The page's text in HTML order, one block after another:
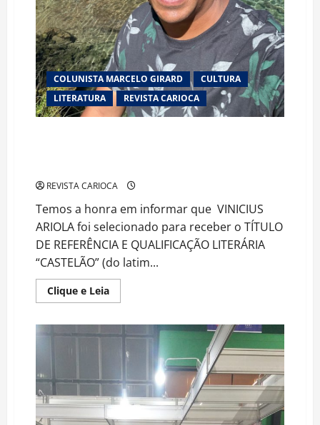
COLUNISTA MARCELO GIRARD
CULTURA
LITERATURA
REVISTA CARIOCA
REVISTA CARIOCA
Temos a honra em informar que VINICIUS
ARIOLA foi selecionado para receber o TÍTULO
DE REFERÊNCIA E QUALIFICAÇÃO LITERÁRIA
“CASTELÃO” (do latim...
Clique e LeiaRead
more
Recebe
Prestigioso
de
‘CASTELÃO’
e
Torna-
se